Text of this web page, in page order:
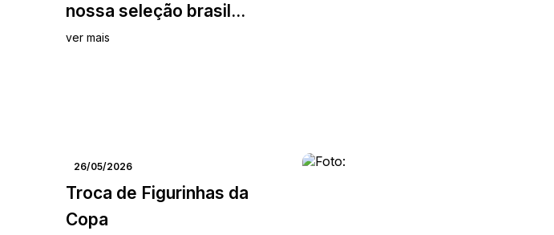
nossa seleção brasil...
ver mais
26/05/2026
Troca de Figurinhas da
Copa